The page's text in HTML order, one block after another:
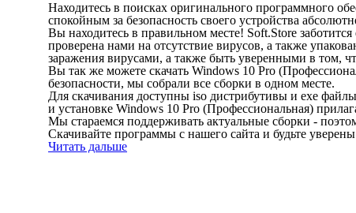
Находитесь в поисках оригинального программного
спокойным за безопасность своего устройства
Вы находитесь в правильном месте! Soft.Store
проверена нами на отсутствие вирусов, а также
заражения вирусами, а также быть уверенными в том,
Вы так же можете скачать Windows 10 Pro
безопасности, мы собрали все сборки в одном месте.
Для скачивания доступны iso дистрибутивы и exe
и установке Windows 10 Pro (Профессиональная)
Мы стараемся поддерживать актуальные сборки -
Скачивайте программы с нашего сайта и будьте
Читать дальше